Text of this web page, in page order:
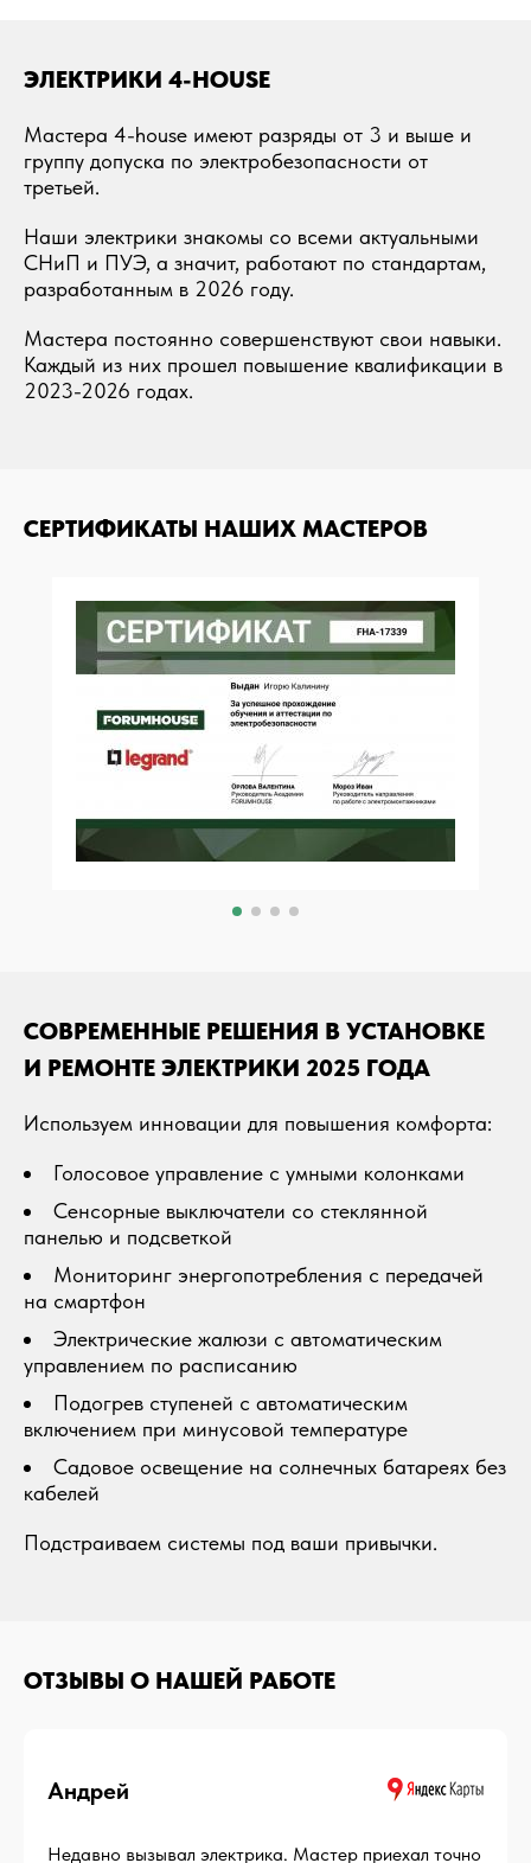
ЭЛЕКТРИКИ 4-HOUSE
Мастера 4-house имеют разряды от 3 и выше и
группу допуска по электробезопасности от
третьей.
Наши электрики знакомы со всеми актуальными
СНиП и ПУЭ, а значит, работают по стандартам,
разработанным в 2026 году.
Мастера постоянно совершенствуют свои навыки.
Каждый из них прошел повышение квалификации в
2023-2026 годах.
СЕРТИФИКАТЫ НАШИХ МАСТЕРОВ
СОВРЕМЕННЫЕ РЕШЕНИЯ В УСТАНОВКЕ
И РЕМОНТЕ ЭЛЕКТРИКИ 2025 ГОДА
Используем инновации для повышения комфорта:
Голосовое управление с умными колонками
Сенсорные выключатели со стеклянной
панелью и подсветкой
Мониторинг энергопотребления с передачей
на смартфон
Электрические жалюзи с автоматическим
управлением по расписанию
Подогрев ступеней с автоматическим
включением при минусовой температуре
Садовое освещение на солнечных батареях без
кабелей
Подстраиваем системы под ваши привычки.
ОТЗЫВЫ О НАШЕЙ РАБОТЕ
Андрей
Недавно вызывал электрика. Мастер приехал точно